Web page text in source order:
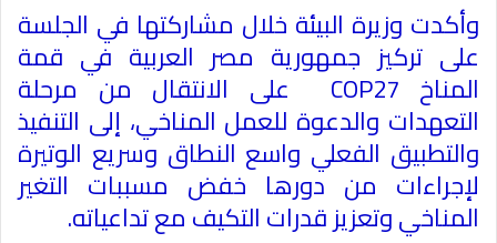
وأكدت وزيرة البيئة خلال مشاركتها في الجلسة
على تركيز جمهورية مصر العربية في قمة
المناخ COP27 على الانتقال من مرحلة
التعهدات والدعوة للعمل المناخي، إلى التنفيذ
والتطبيق الفعلي واسع النطاق وسريع الوتيرة
لإجراءات من دورها خفض مسببات التغير
المناخي وتعزيز قدرات التكيف مع تداعياته.